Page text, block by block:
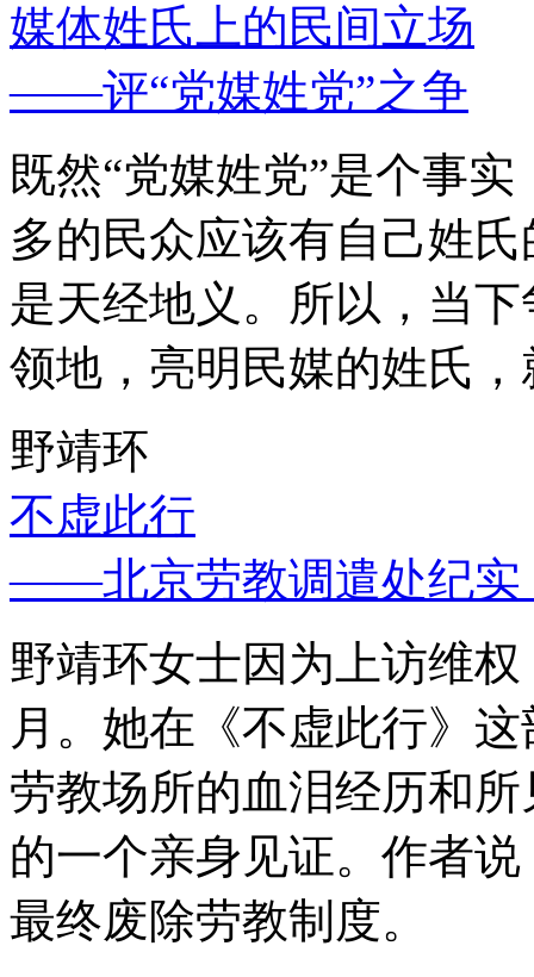
媒体姓氏上的民间立场
——评“党媒姓党”之争
既然“党媒姓党”是个事
多的民众应该有自己姓
是天经地义。所以，当
领地，亮明民媒的姓氏
野靖环
不虚此行
——北京劳教调遣处纪实
野靖环女士因为上访维
月。她在《不虚此行》
劳教场所的血泪经历和
的一个亲身见证。作者
最终废除劳教制度。